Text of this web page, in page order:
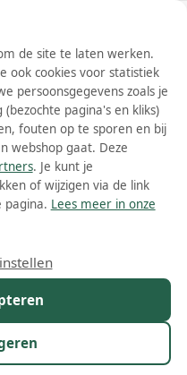
Wis filters Alle filters
1 Prijs
de site te laten werken.
ook cookies voor statistiek
persoonsgegevens zoals je
pagina's en kliks)
fouten op te sporen en bij
webshop gaat. Deze
. Je kunt je
of wijzigen via de link
pagina. Lees meer in onze